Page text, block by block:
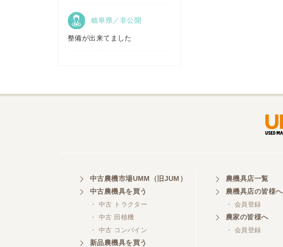
株式会社トミタモータース
株式会社 ケイ・エス・エンタ
岐阜県／非公開
整備が出来てました
中古農機市場UMM（旧JUM）
中古農機具を買う
・ 中古 トラクター
・ 中古 田植機
・ 中古 コンバイン
新品農機具を買う
農機具店一覧
農機具店の皆様へ
・ 会員登録
農家の皆様へ
・ 会員登録